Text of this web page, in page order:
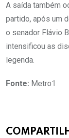
A saída também
partido, após um
o senador Flávio
intensificou as
legenda.
Fonte: Metro1